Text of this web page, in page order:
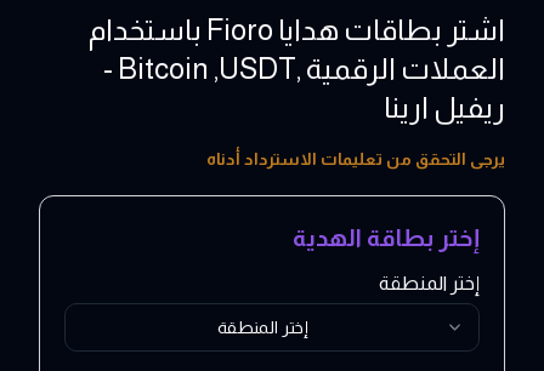
اشتر بطاقات هدايا Fioro باستخدام
العملات الرقمية ,Bitcoin ,USDT -
ريفيل ارينا
15 - 100 EUR
يرجى التحقق من تعليمات الاسترداد أدناه
إختر بطاقة الهدية
إختر المنطقة
إختر المنطقة